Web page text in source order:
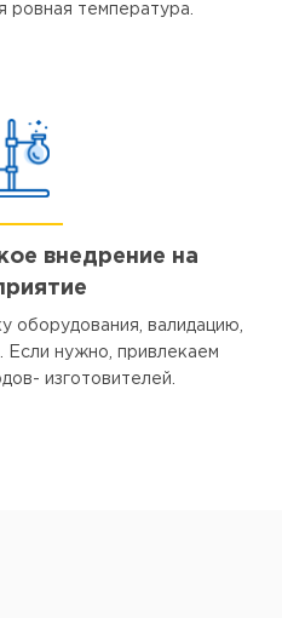
ровная температура.
внедрение на
оборудования, валидацию,
Если нужно, привлекаем
изготовителей.